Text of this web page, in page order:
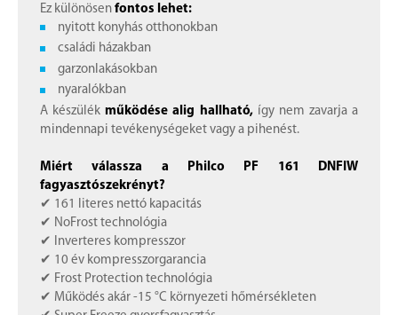
Ez különösen fontos lehet:
nyitott konyhás otthonokban
családi házakban
garzonlakásokban
nyaralókban
A készülékműködése alig hallható,így nem zavarja a
mindennapi tevékenységeket vagy a pihenést.
Miért válassza a Philco PF 161 DNFIW
fagyasztószekrényt?
✔ 161 literes nettó kapacitás
✔ NoFrost technológia
✔ Inverteres kompresszor
✔ 10 év kompresszorgarancia
✔ Frost Protection technológia
✔ Működés akár -15 °C környezeti hőmérsékleten